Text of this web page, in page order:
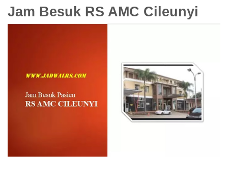
Jam Besuk RS AMC Cileunyi